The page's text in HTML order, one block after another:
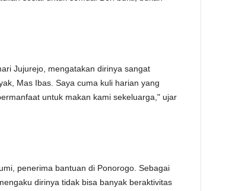
Jujurejo, mengatakan dirinya sangat
Mas Ibas. Saya cuma kuli harian yang
untuk makan kami sekeluarga," ujar
penerima bantuan di Ponorogo. Sebagai
dirinya tidak bisa banyak beraktivitas